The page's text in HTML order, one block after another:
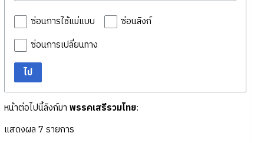
ซ่อนการใช้แม่แบบ
ซ่อนลิงก์
ซ่อนการเปลี่ยนทาง
ไป
หน้าต่อไปนี้ลิงก์มา พรรคเสรีรวมไทย:
แสดงผล 7 รายการ